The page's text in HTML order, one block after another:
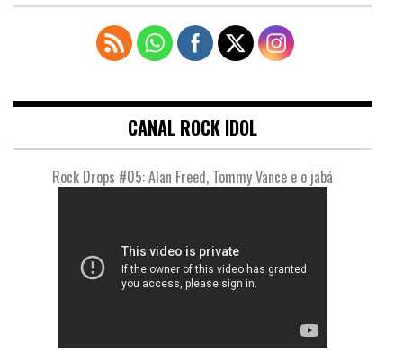
CANAL ROCK IDOL
Rock Drops #05: Alan Freed, Tommy Vance e o jabá